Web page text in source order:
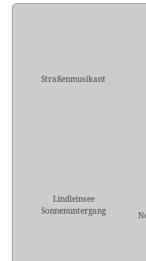
Straßenmusikant
Lindleinsee
Sonnenuntergang